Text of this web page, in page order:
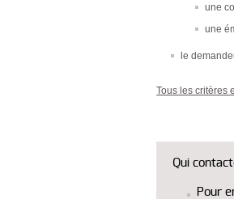
une
une
le
Tous les critères
Qui
Pour